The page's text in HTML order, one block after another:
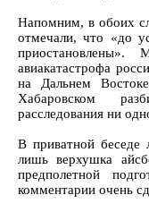
Напомним, в обоих
отмечали, что «до
авиакатастрофа
на Дальнем
Хабаровском
расследования ни
В приватной беседе
лишь верхушка
предполетной
комментарии очень